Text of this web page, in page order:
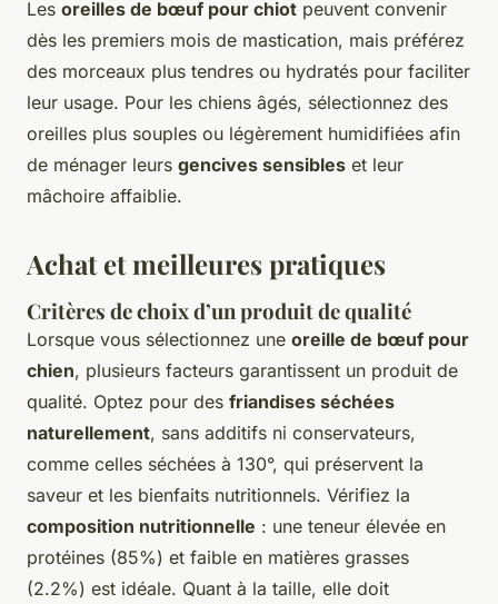
Les oreilles de bœuf pour chiot peuvent convenir
dès les premiers mois de mastication, mais préférez
des morceaux plus tendres ou hydratés pour faciliter
leur usage. Pour les chiens âgés, sélectionnez des
oreilles plus souples ou légèrement humidifiées afin
de ménager leurs gencives sensibles et leur
mâchoire affaiblie.
Achat et meilleures pratiques
Critères de choix d’un produit de qualité
Lorsque vous sélectionnez une oreille de bœuf pour
chien, plusieurs facteurs garantissent un produit de
qualité. Optez pour des friandises séchées
naturellement, sans additifs ni conservateurs,
comme celles séchées à 130°, qui préservent la
saveur et les bienfaits nutritionnels. Vérifiez la
composition nutritionnelle : une teneur élevée en
protéines (85%) et faible en matières grasses
(2.2%) est idéale. Quant à la taille, elle doit